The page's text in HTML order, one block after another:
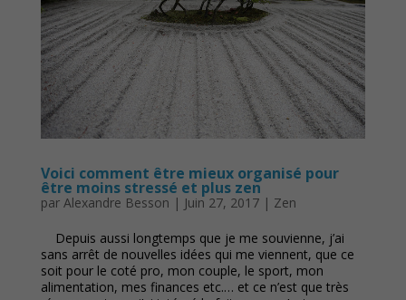
Voici comment être mieux organisé pour
être moins stressé et plus zen
par Alexandre Besson | Juin 27, 2017| Zen
Depuis aussi longtemps que je me souvienne, j’ai
sans arrêt de nouvelles idées qui me viennent, que ce
soit pour le coté pro, mon couple, le sport, mon
alimentation, mes finances etc.… et ce n’est que très